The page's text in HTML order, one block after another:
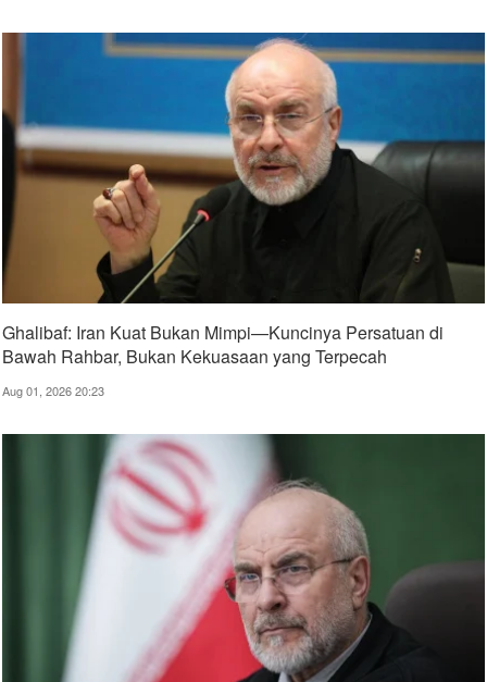
Ghalibaf: Iran Kuat Bukan Mimpi—Kuncinya Persatuan di
Bawah Rahbar, Bukan Kekuasaan yang Terpecah
Aug 01, 2026 20:23